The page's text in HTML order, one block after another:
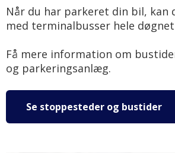
Når du har parkeret din bil, kan
med terminalbusser hele
Få mere information om
og parkeringsanlæg.
Se stoppesteder og bustider